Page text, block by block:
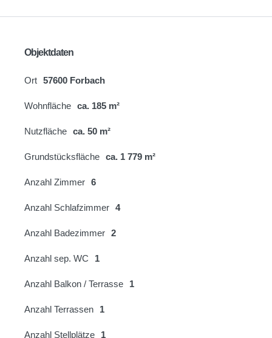
Objektdaten
Ort 57600 Forbach
Wohnfläche ca. 185 m²
Nutzfläche ca. 50 m²
Grundstücksfläche ca. 1 779 m²
Anzahl Zimmer 6
Anzahl Schlafzimmer 4
Anzahl Badezimmer 2
Anzahl sep. WC 1
Anzahl Balkon / Terrasse 1
Anzahl Terrassen 1
Anzahl Stellplätze 1